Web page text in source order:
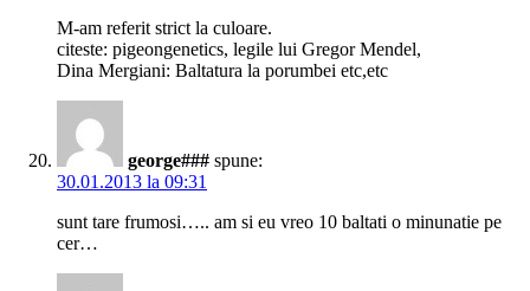
M-am referit strict la culoare.
citeste: pigeongenetics, legile lui Gregor Mendel,
Dina Mergiani: Baltatura la porumbei etc,etc
george### spune:
30.01.2013 la 09:31
sunt tare frumosi….. am si eu vreo 10 baltati o minunatie pe
cer…